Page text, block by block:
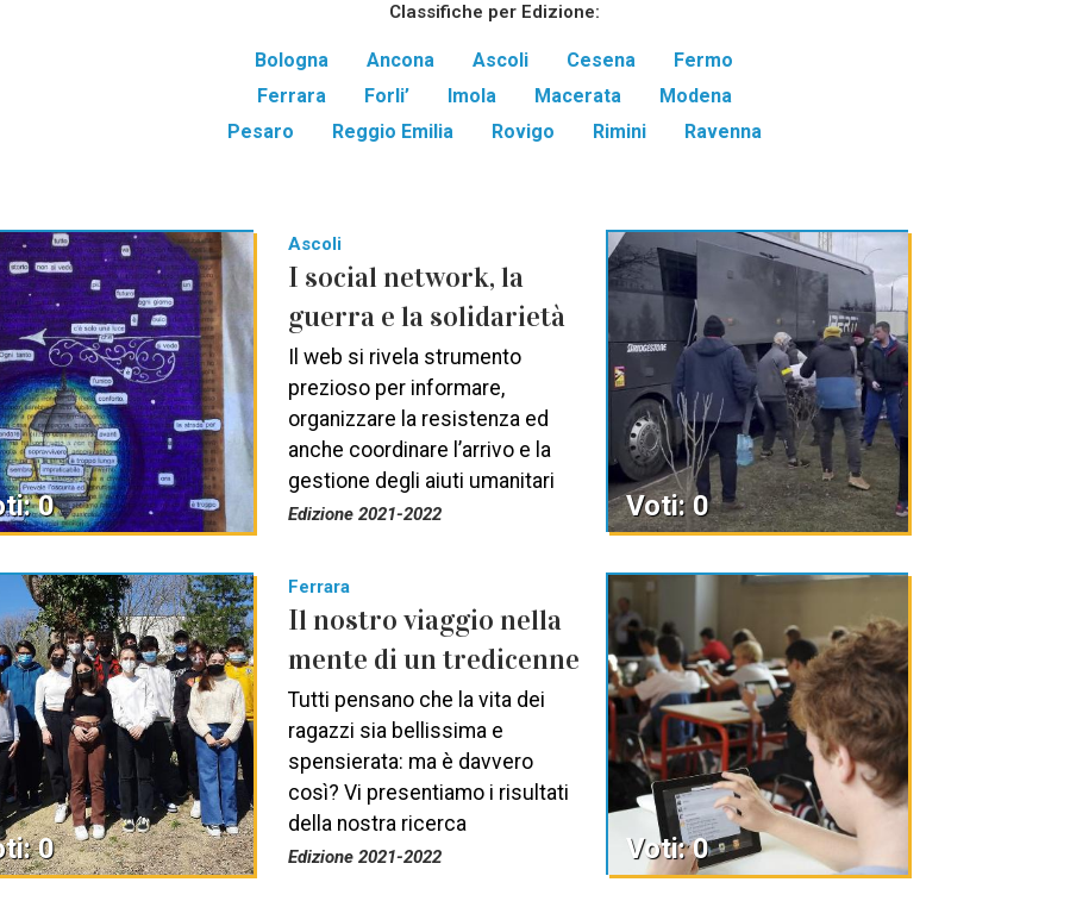
Classifiche per Edizione:
Bologna Ancona Ascoli Cesena
Fermo
Ferrara
Forli’ Imola Macerata
Modena
Pesaro
Reggio Emilia Rovigo Rimini Ravenna
0
Ascoli
I social network, la
guerra e la solidarietà
Il web si rivela strumento
prezioso per informare,
organizzare la resistenza ed
anche coordinare l’arrivo e la
gestione degli aiuti umanitari
Edizione 2021-2022 Voti: 0
0
Ferrara
Il nostro viaggio nella
mente di un tredicenne
Tutti pensano che la vita dei
ragazzi sia bellissima e
spensierata: ma è davvero
così? Vi presentiamo i risultati
della nostra ricerca
Edizione 2021-2022 Voti: 0